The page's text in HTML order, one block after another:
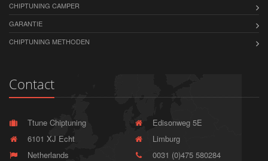
CHIPTUNING CAMPER
GARANTIE
CHIPTUNING METHODEN
Contact
Ttune Chiptuning
Edisonweg 5E
6101 XJ Echt
Limburg
Netherlands
0031 (0)475 580284